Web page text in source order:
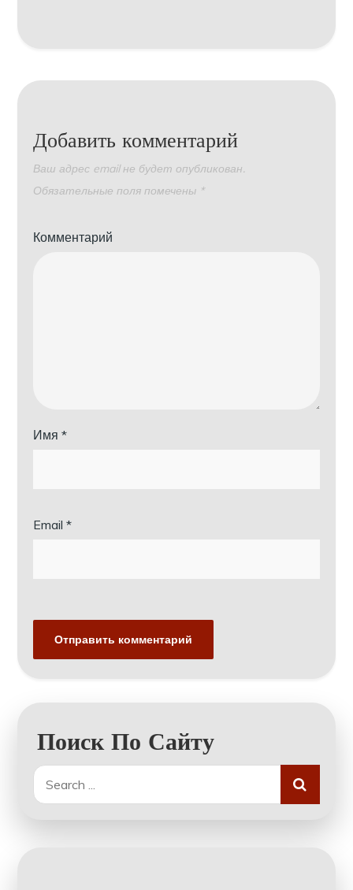
Добавить комментарий
Ваш адрес email не будет опубликован.
Обязательные поля помечены *
Комментарий
Имя*
Email*
Поиск По Сайту
Search
for: